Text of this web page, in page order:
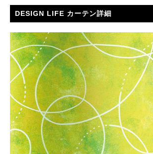
DESIGN LIFE カーテン詳細